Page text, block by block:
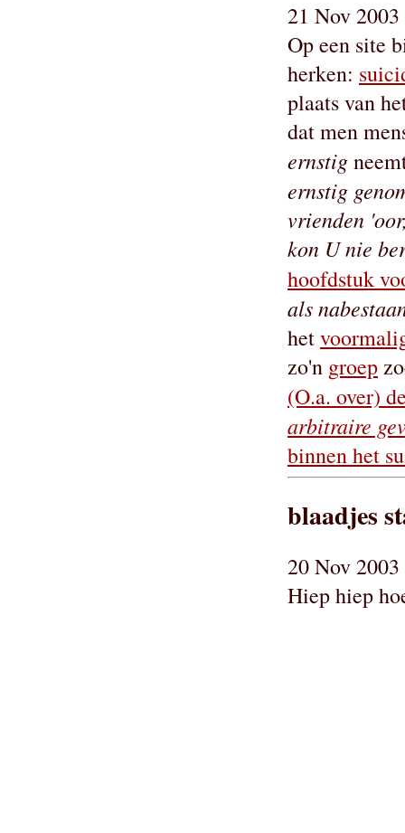
21 Nov
Op een site
herken:
plaats van
dat men
ernstig
ernstig
vrienden
kon U nie
hoofdstuk
als
het
zo'n groep
(O.a. over)
arbitraire
binnen het
blaadjes
20 Nov
Hiep hiep